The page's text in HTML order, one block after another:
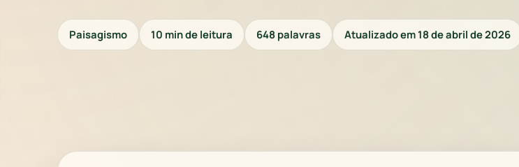
Paisagismo 10 min de leitura 648 palavras Atualizado em 18 de abril de 2026